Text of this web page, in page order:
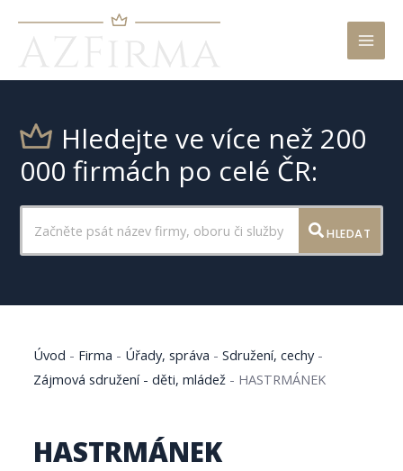
Hledejte ve více než 200
000 firmách po celé ČR:
HLEDAT
Úvod - Firma - Úřady, správa -Sdružení, cechy-
Zájmová sdružení - děti, mládež - HASTRMÁNEK
HASTRMÁNEK